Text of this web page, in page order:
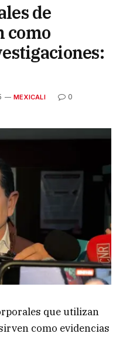
de
como
MEXICALI
0
que utilizan
como evidencias